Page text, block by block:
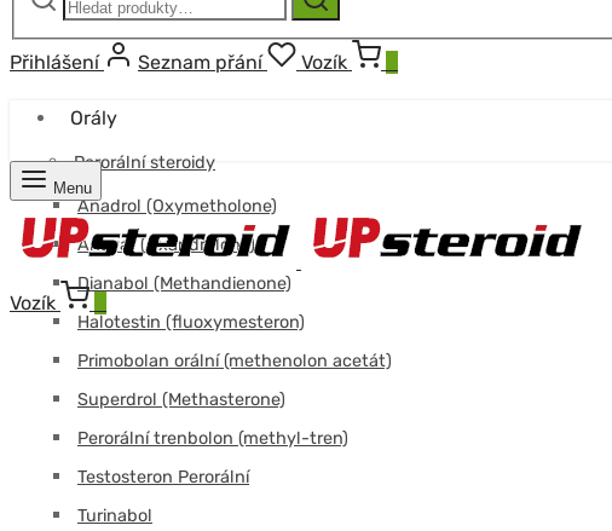
Přihlášení Seznam přání Vozík
Orály
Perorální steroidy
Anadrol (Oxymetholone)
Anavar (Oxandrolone)
Dianabol (Methandienone)
Halotestin (fluoxymesteron)
Primobolan orální (methenolon acetát)
Superdrol (Methasterone)
Perorální trenbolon (methyl-tren)
Testosteron Perorální
Turinabol
Menu
Vozík